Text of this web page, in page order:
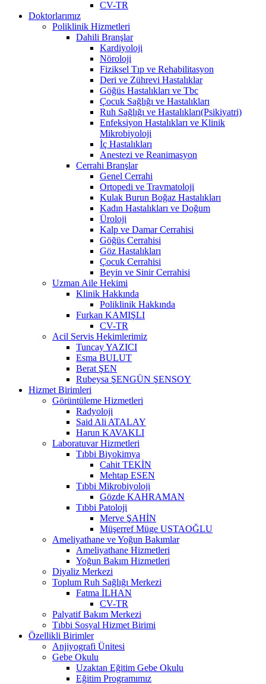
CV-TR
Doktorlarımız
Poliklinik Hizmetleri
Dahili Branşlar
Kardiyoloji
Nöroloji
Fiziksel Tıp ve Rehabilitasyon
Deri ve Zührevi Hastalıklar
Göğüs Hastalıkları ve Tbc
Çocuk Sağlığı ve Hastalıkları
Ruh Sağlığı ve Hastalıkları(Psikiyatri)
Enfeksiyon Hastalıkları ve Klinik
Mikrobiyoloji
İç Hastalıkları
Anestezi ve Reanimasyon
Cerrahi Branşlar
Genel Cerrahi
Ortopedi ve Travmatoloji
Kulak Burun Boğaz Hastalıkları
Kadın Hastalıkları ve Doğum
Üroloji
Kalp ve Damar Cerrahisi
Göğüs Cerrahisi
Göz Hastalıkları
Çocuk Cerrahisi
Beyin ve Sinir Cerrahisi
Uzman Aile Hekimi
Klinik Hakkında
Poliklinik Hakkında
Furkan KAMIŞLI
CV-TR
Acil Servis Hekimlerimiz
Tuncay YAZICI
Esma BULUT
Berat ŞEN
Rubeysa ŞENGÜN ŞENSOY
Hizmet Birimleri
Görüntüleme Hizmetleri
Radyoloji
Said Ali ATALAY
Harun KAVAKLI
Laboratuvar Hizmetleri
Tıbbi Biyokimya
Cahit TEKİN
Mehtap ESEN
Tıbbi Mikrobiyoloji
Gözde KAHRAMAN
Tıbbi Patoloji
Merve ŞAHİN
Müşerref Müge USTAOĞLU
Ameliyathane ve Yoğun Bakımlar
Ameliyathane Hizmetleri
Yoğun Bakım Hizmetleri
Diyaliz Merkezi
Toplum Ruh Sağlığı Merkezi
Fatma İLHAN
CV-TR
Palyatif Bakım Merkezi
Tıbbi Sosyal Hizmet Birimi
Özellikli Birimler
Anjiyografi Ünitesi
Gebe Okulu
Uzaktan Eğitim Gebe Okulu
Eğitim Programımız